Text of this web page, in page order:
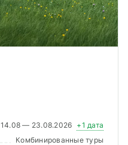
14.08 — 23.08.2026 +1 дата
Комбинированные туры